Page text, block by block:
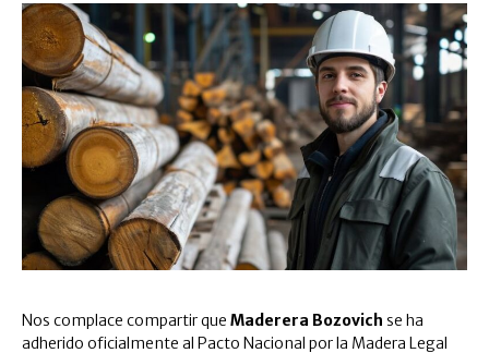
Nos complace compartir que Maderera Bozovich se ha
adherido oficialmente al Pacto Nacional por la Madera Legal